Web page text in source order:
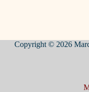
Copyright © 2026